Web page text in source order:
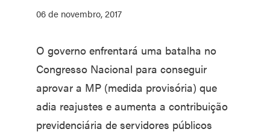
06 de novembro, 2017
O governo enfrentará uma batalha no
Congresso Nacional para conseguir
aprovar a MP (medida provisória) que
adia reajustes e aumenta a contribuição
previdenciária de servidores públicos